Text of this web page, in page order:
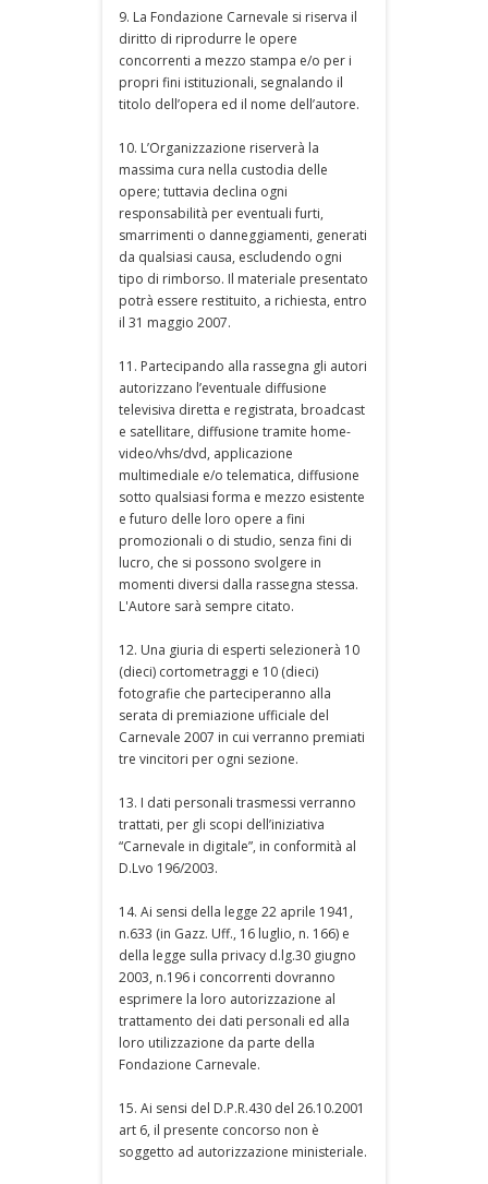
9. La Fondazione Carnevale si riserva il
diritto di riprodurre le opere
concorrenti a mezzo stampa e/o per i
propri fini istituzionali, segnalando il
titolo dell’opera ed il nome dell’autore.
10. L’Organizzazione riserverà la
massima cura nella custodia delle
opere; tuttavia declina ogni
responsabilità per eventuali furti,
smarrimenti o danneggiamenti, generati
da qualsiasi causa, escludendo ogni
tipo di rimborso. Il materiale presentato
potrà essere restituito, a richiesta, entro
il 31 maggio 2007.
11. Partecipando alla rassegna gli autori
autorizzano l’eventuale diffusione
televisiva diretta e registrata, broadcast
e satellitare, diffusione tramite home-
video/vhs/dvd, applicazione
multimediale e/o telematica, diffusione
sotto qualsiasi forma e mezzo esistente
e futuro delle loro opere a fini
promozionali o di studio, senza fini di
lucro, che si possono svolgere in
momenti diversi dalla rassegna stessa.
L'Autore sarà sempre citato.
12. Una giuria di esperti selezionerà 10
(dieci) cortometraggi e 10 (dieci)
fotografie che parteciperanno alla
serata di premiazione ufficiale del
Carnevale 2007 in cui verranno premiati
tre vincitori per ogni sezione.
13. I dati personali trasmessi verranno
trattati, per gli scopi dell’iniziativa
“Carnevale in digitale”, in conformità al
D.Lvo 196/2003.
14. Ai sensi della legge 22 aprile 1941,
n.633 (in Gazz. Uff., 16 luglio, n. 166) e
della legge sulla privacy d.lg.30 giugno
2003, n.196 i concorrenti dovranno
esprimere la loro autorizzazione al
trattamento dei dati personali ed alla
loro utilizzazione da parte della
Fondazione Carnevale.
15. Ai sensi del D.P.R.430 del 26.10.2001
art 6, il presente concorso non è
soggetto ad autorizzazione ministeriale.